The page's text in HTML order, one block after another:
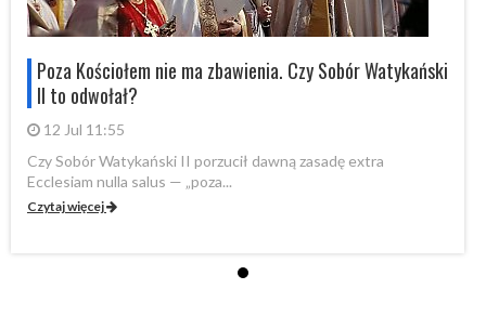
Poza Kościołem nie ma zbawienia. Czy Sobór Watykański
II to odwołał?
12 Jul 11:55
Czy Sobór Watykański II porzucił dawną zasadę extra
Ecclesiam nulla salus — „poza...
Czytaj więcej